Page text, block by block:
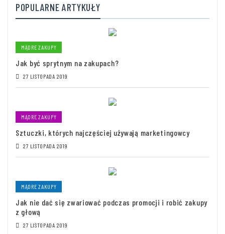
POPULARNE ARTYKUŁY
MĄDRE ZAKUPY
Jak być sprytnym na zakupach?
27 LISTOPADA 2019
MĄDRE ZAKUPY
Sztuczki, których najczęściej używają marketingowcy
27 LISTOPADA 2019
MĄDRE ZAKUPY
Jak nie dać się zwariować podczas promocji i robić zakupy
z głową
27 LISTOPADA 2019